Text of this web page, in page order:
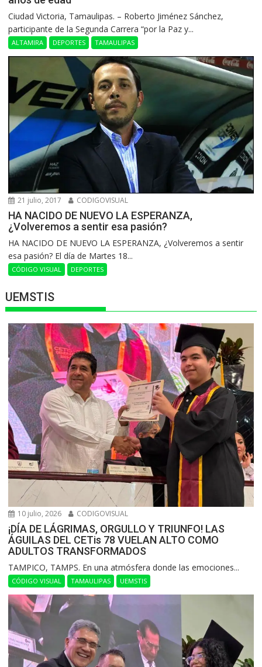
Ciudad Victoria, Tamaulipas. – Roberto Jiménez Sánchez,
participante de la Segunda Carrera “por la Paz y...
ALTAMIRA DEPORTES TAMAULIPAS
21 julio, 2017 CODIGOVISUAL
HA NACIDO DE NUEVO LA ESPERANZA,
¿Volveremos a sentir esa pasión?
HA NACIDO DE NUEVO LA ESPERANZA, ¿Volveremos a sentir
esa pasión? El día de Martes 18...
CÓDIGO VISUAL DEPORTES
UEMSTIS
10 julio, 2026 CODIGOVISUAL
¡DÍA DE LÁGRIMAS, ORGULLO Y TRIUNFO! LAS
ÁGUILAS DEL CETis 78 VUELAN ALTO COMO
ADULTOS TRANSFORMADOS
​TAMPICO, TAMPS. En una atmósfera donde las emociones...
CÓDIGO VISUAL TAMAULIPAS UEMSTIS